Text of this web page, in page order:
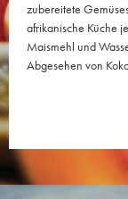
zubereitete
afrikanische Küche
Maismehl und
Abgesehen von